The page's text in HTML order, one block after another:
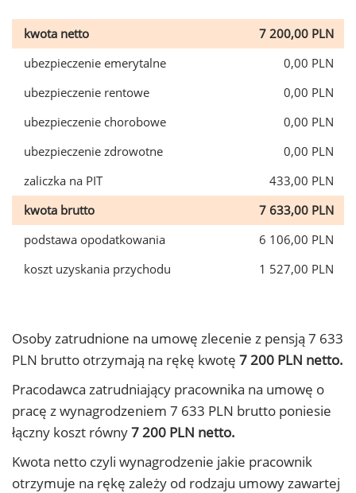
kwota netto
7 200,00 PLN
ubezpieczenie emerytalne
0,00 PLN
ubezpieczenie rentowe
0,00 PLN
ubezpieczenie chorobowe
0,00 PLN
ubezpieczenie zdrowotne
0,00 PLN
zaliczka na PIT
433,00 PLN
kwota brutto
7 633,00 PLN
podstawa opodatkowania
6 106,00 PLN
koszt uzyskania przychodu
1 527,00 PLN
Osoby zatrudnione na umowę zlecenie z pensją 7 633
PLN brutto otrzymają na rękę kwotę 7 200 PLN netto.
Pracodawca zatrudniający pracownika na umowę o
pracę z wynagrodzeniem 7 633 PLN brutto poniesie
łączny koszt równy7 200 PLN netto.
Kwota netto czyli wynagrodzenie jakie pracownik
otrzymuje na rękę zależy od rodzaju umowy zawartej